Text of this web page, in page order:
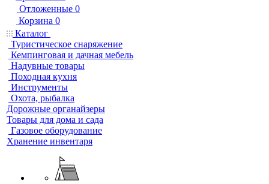
Отложенные 0
Корзина 0
Каталог
Туристическое снаряжение
Кемпинговая и дачная мебель
Надувные товары
Походная кухня
Инструменты
Охота, рыбалка
Дорожные органайзеры
Товары для дома и сада
Газовое оборудование
Хранение инвентаря